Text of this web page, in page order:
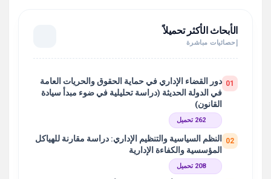
الأبحاث الأكثر تحميلاً
إحصائيات مباشرة
01 دور القضاء الإداري في حماية الحقوق والحريات العامة
في الدولة الحديثة (دراسة تحليلية في ضوء مبدأ سيادة
القانون)
262 تحميل
02
النظم السياسية والتنظيم الإداري: دراسة مقارنة للهياكل
المؤسسية والكفاءة الإدارية
208 تحميل